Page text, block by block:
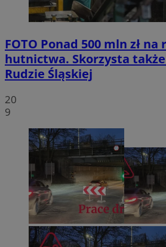
FOTO Ponad 500 mln zł
hutnictwa. Skorzysta
Rudzie Śląskiej
20
9